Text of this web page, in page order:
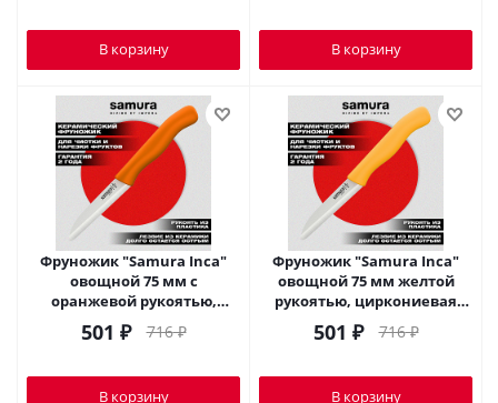
В корзину В корзину
Фруножик "Samura Inca"
овощной 75 мм с
оранжевой рукоятью,
циркониевая
керамика,SIN-0011ORG
501 ₽ 716₽
В корзину
Фруножик "Samura Inca"
овощной 75 мм желтой
рукоятью, циркониевая
керамика,SIN-0011YL
501 ₽ 716₽
В корзину